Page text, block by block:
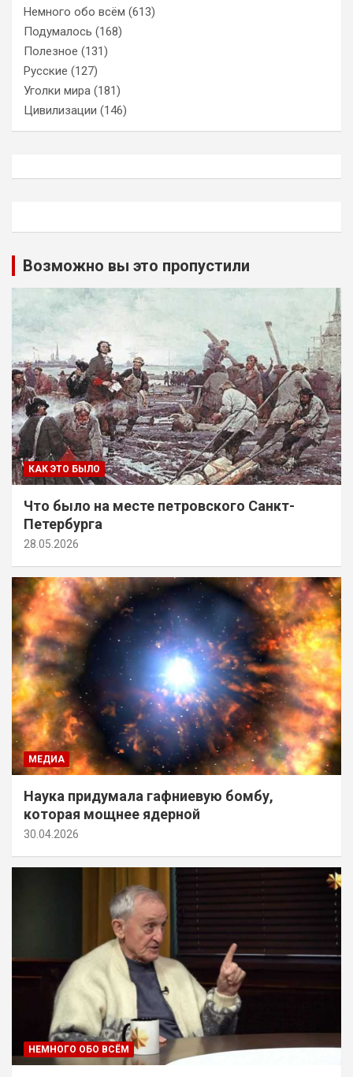
Немного обо всём (613)
Подумалось (168)
Полезное (131)
Русские (127)
Уголки мира (181)
Цивилизации (146)
Возможно вы это пропустили
КАК ЭТО БЫЛО
Что было на месте петровского Санкт-
Петербурга
28.05.2026
МЕДИА
Наука придумала гафниевую бомбу,
которая мощнее ядерной
30.04.2026
НЕМНОГО ОБО ВСЁМ